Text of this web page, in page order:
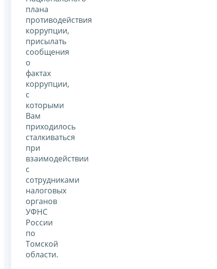
плана
противодействия
коррупции,
присылать
сообщения
о
фактах
коррупции,
с
которыми
Вам
приходилось
сталкиваться
при
взаимодействии
с
сотрудниками
налоговых
органов
УФНС
России
по
Томской
области.